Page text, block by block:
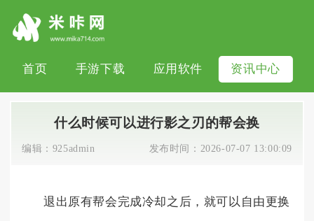
首页 手游下载 应用软件 资讯中心
什么时候可以进行影之刃的帮会换
编辑： 925admin 发布时间： 2026-07-07 13:00:09
退出原有帮会完成冷却之后，就可以自由更换